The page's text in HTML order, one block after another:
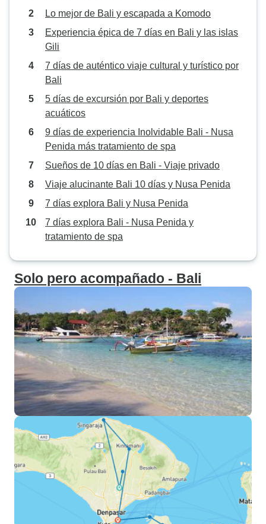
Lo mejor de Bali y escapada a Komodo
Experiencia épica de 7 días en Bali y las islas
Gili
7 días de auténtico viaje cultural y turístico por
Bali
5 días de excursión por Bali y deportes
acuáticos
9 días de experiencia Inolvidable Bali - Nusa
Penida más tratamiento de spa
Sueños de 10 días en Bali - Viaje privado
Viaje alucinante Bali 10 días y Nusa Penida
7 días explora Bali y Nusa Penida
7 días explora Bali - Nusa Penida y
tratamiento de spa
Solo pero acompañado - Bali